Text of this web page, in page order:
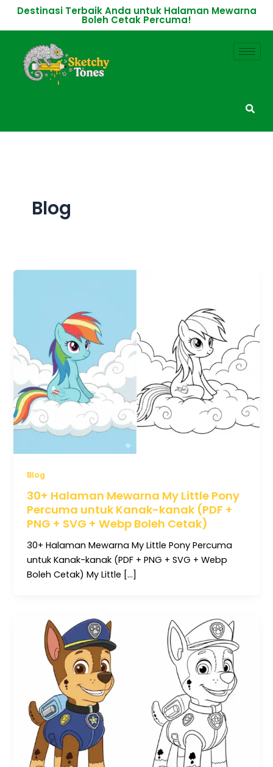
Destinasi Terbaik Anda untuk Halaman Mewarna
Boleh Cetak Percuma!
Blog
Blog
30+ Halaman Mewarna My Little Pony
Percuma untuk Kanak-kanak (PDF +
PNG + SVG + Webp Boleh Cetak)
30+ Halaman Mewarna My Little Pony Percuma
untuk Kanak-kanak (PDF + PNG + SVG + Webp
Boleh Cetak) My Little […]